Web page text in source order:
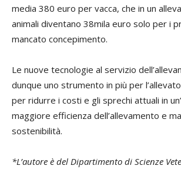
media 380 euro per vacca, che in un
animali diventano 38mila euro solo per i
mancato concepimento.
Le nuove tecnologie al servizio
dunque uno strumento in più per
per ridurre i costi e gli sprechi attuali in
maggiore efficienza dell’allevamento e
sostenibilità.
*L’autore è del Dipartimento di Scienze